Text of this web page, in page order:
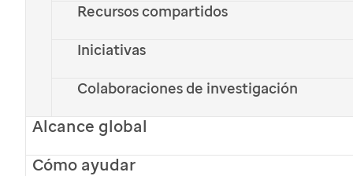
Recursos compartidos
Iniciativas
Colaboraciones de investigación
Alcance global
Cómo ayudar
La inflamación se trata de equilibrio. Muy poca